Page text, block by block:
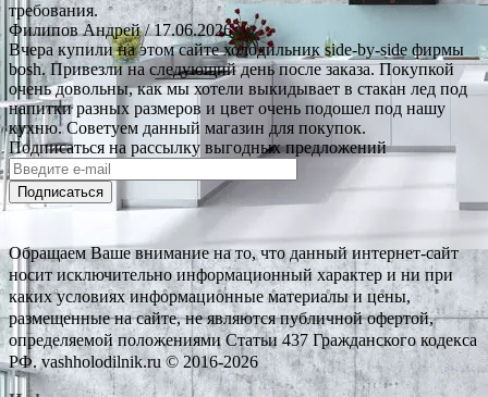
требования.
Филипов Андрей/ 17.06.2026
Вчера купили на этом сайте холодильник side-by-side фирмы
bosh. Привезли на следующий день после заказа. Покупкой
очень довольны, как мы хотели выкидывает в стакан лед под
напитки разных размеров и цвет очень подошел под нашу
кухню. Советуем данный магазин для покупок.
Подписаться на рассылку выгодных предложений
Подписаться
Обращаем Ваше внимание на то, что данный интернет-сайт
носит исключительно информационный характер и ни при
каких условиях информационные материалы и цены,
размещенные на сайте, не являются публичной офертой,
определяемой положениями Статьи 437 Гражданского кодекса
РФ. vashholodilnik.ru © 2016-2026